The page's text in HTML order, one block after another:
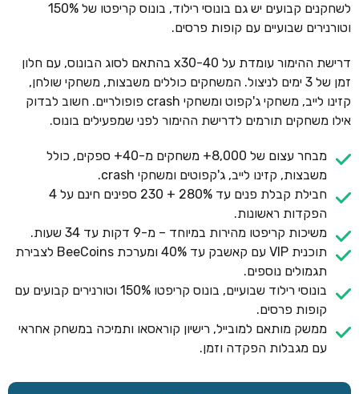
לשחקנים קבועים יש גם בונוסי רילוד, בונוס קריפטו של 150%
וטורנירים שבועיים עם קופות פרסים.
דרישת ההימור עומדת על x30-40 בהתאם לסוג הבונוס, עם חלון
זמן של 3 ימים לניצול. המשחקים כוללים משבצות, משחקי שולחן,
קזינו לייב, משחקי ג'קפוט ומשחקי crash פופולריים. חשוב לבדוק
אילו משחקים תורמים לדרישת ההימור לפני שמפעילים בונוס.
מבחר עצום של 8,000+ משחקים מ-40+ ספקים, כולל
משבצות, קזינו לייב, ג'קפוטים ומשחקי crash.
חבילת קבלת פנים עד 280% + 230 ספינים חינם על 4
הפקדות ראשונות.
משיכות קריפטו מהירות במיוחד – מ-9 דקות עד 34 שעות.
תוכנית VIP עם קאשבק עד 40% ומערכת BeeCoins לצבירת
תגמולים נוספים.
בונוסי רילוד שבועיים, בונוס קריפטו 150% וטורנירים קבועים עם
קופות פרסים.
ממשק מותאם למובייל, רישיון קוראסאו ותמיכה במשחק אחראי
עם מגבלות הפקדה וזמן.